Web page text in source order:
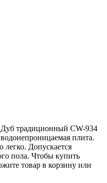
традиционный CW-934
плита.
легко. Допускается
пола. Чтобы купить
товар в корзину или